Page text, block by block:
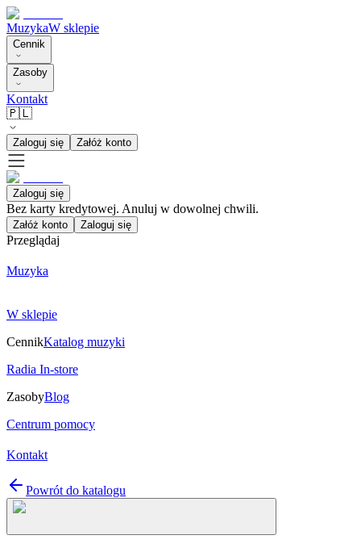
MuzykaW sklepie
Cennik
Zasoby
Kontakt
🇵🇱
Zaloguj się Załóż konto
Zaloguj się
Bez karty kredytowej. Anuluj w dowolnej chwili.
Załóż konto Zaloguj się
Przeglądaj
Muzyka
W sklepie
CennikKatalog muzyki
Radia In-store
ZasobyBlog
Centrum pomocy
Kontakt
Powrót do katalogu